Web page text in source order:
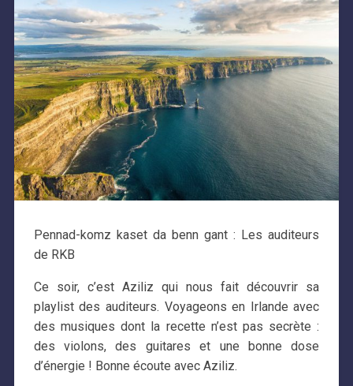
Pennad-komz kaset da benn gant : Les auditeurs
de RKB
Ce soir, c’est Aziliz qui nous fait découvrir sa
playlist des auditeurs. Voyageons en Irlande avec
des musiques dont la recette n’est pas secrète :
des violons, des guitares et une bonne dose
d’énergie ! Bonne écoute avec Aziliz.